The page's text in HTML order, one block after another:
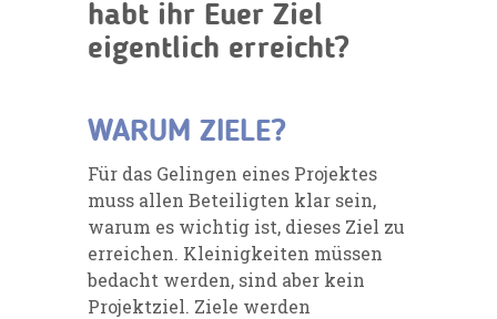
habt ihr Euer Ziel
eigentlich erreicht?
WARUM ZIELE?
Für das Gelingen eines Projektes
muss allen Beteiligten klar sein,
warum es wichtig ist, dieses Ziel zu
erreichen. Kleinigkeiten müssen
bedacht werden, sind aber kein
Projektziel. Ziele werden